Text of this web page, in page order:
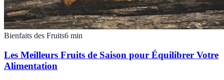
Bienfaits des Fruits6 min
Les Meilleurs Fruits de Saison pour Équilibrer Votre
Alimentation